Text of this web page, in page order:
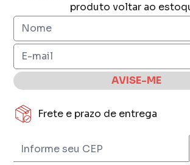
produto voltar ao
AVISE-ME
Frete e prazo de entrega